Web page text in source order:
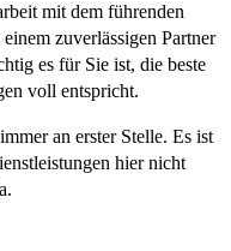
mit dem führenden
zuverlässigen Partner
es für Sie ist, die beste
voll entspricht.
an erster Stelle. Es ist
hier nicht